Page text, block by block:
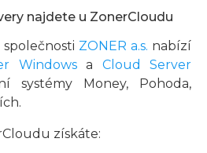
najdete u ZonerCloudu
ZONER a.s. nabízí
Windowsa Cloud Server
systémy Money, Pohoda,
získáte: